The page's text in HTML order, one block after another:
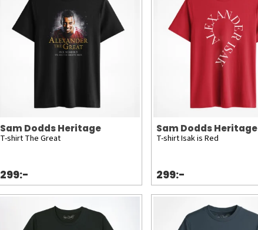
Sam Dodds Heritage
T-shirt The Great
299:-
Sam Dodds Heritage
T-shirt Isak is Red
299:-